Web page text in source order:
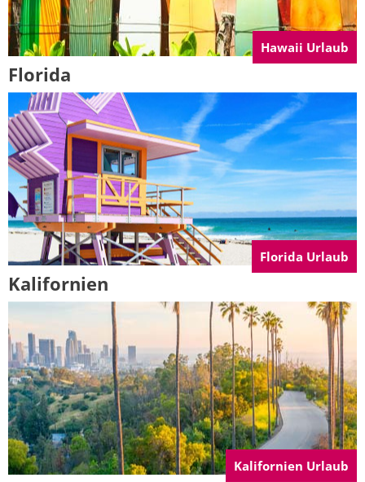
Hawaii Urlaub
Florida
Florida Urlaub
Kalifornien
Kalifornien Urlaub